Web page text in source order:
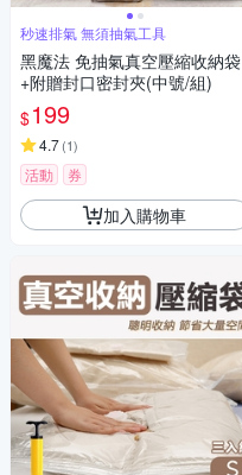
秒速排氣 無須抽氣工具
黑魔法 免抽氣真空壓縮收納袋
+附贈封口密封夾(中號/組)
$199
4.7(1)
活動 券
加入購物車